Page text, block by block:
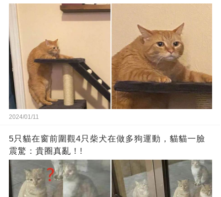
2024/01/11
5只貓在窗前圍觀4只柴犬在做多狗運動，貓貓一臉
震驚：貴圈真亂！!